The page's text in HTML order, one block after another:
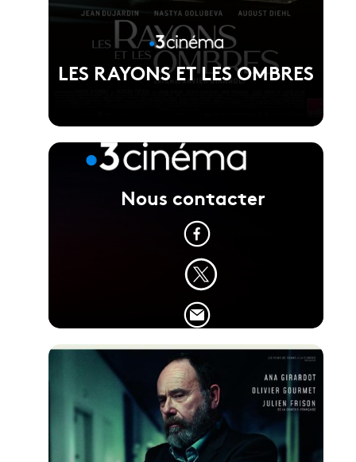
LES RAYONS ET LES OMBRES
Réalisé par Xavier Giannoli
Voir la fiche du film
Nous contacter